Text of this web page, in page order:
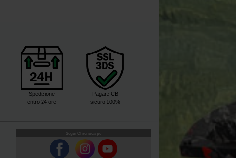
Spedizione
entro 24 ore
Pagare CB
sicuro 100%
Segui Chronocarpe